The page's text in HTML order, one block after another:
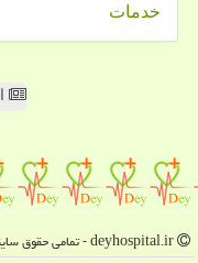
خدمات